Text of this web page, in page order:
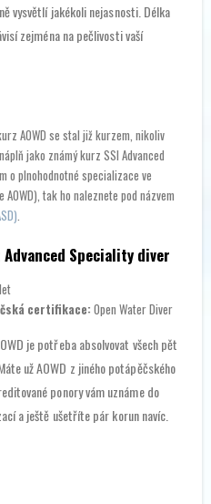
vysvětlí jakékoli nejasnosti. Délka
zejména na pečlivosti vaší
AOWD se stal již kurzem, nikoliv
jako známý kurz SSI Advanced
o plnohodnotné specializace ve
tak ho naleznete pod názvem
Speciality diver
certifikace: Open Water Diver
je potřeba absolvovat všech pět
už AOWD z jiného potápěčského
ponory vám uznáme do
a ještě ušetříte pár korun navíc.